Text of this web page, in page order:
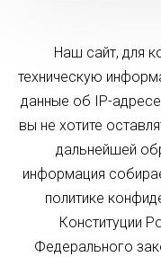
Наш сайт, для
техническую
данные об IP-
вы не хотите
дальнейшей
информация
политике
Конституции
Федерального